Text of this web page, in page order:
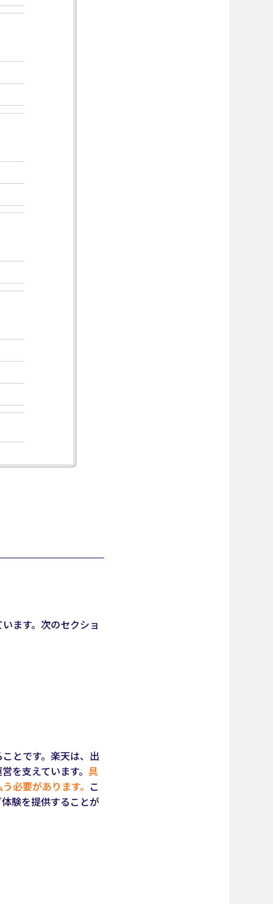
ます。次のセクショ
とです。楽天は、出
を支えています。 具
必要があります。 こ
験を提供することが